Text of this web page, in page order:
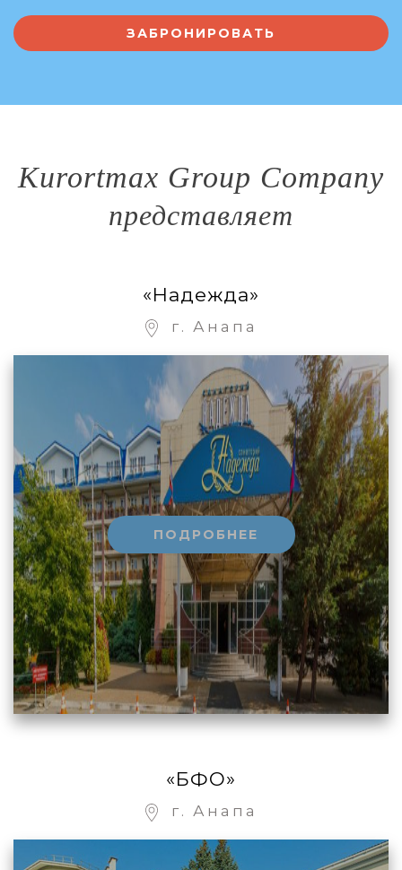
Kurortmax Group Company
представляет
«Надежда»
г. Анапа
ПОДРОБНЕЕ
«БФО»
г. Анапа